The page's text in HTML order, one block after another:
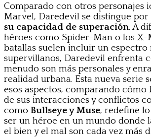
Comparado con otros personajes
Marvel, Daredevil se distingue por
su capacidad de superación. A
héroes como Spider-Man o los X-
batallas suelen incluir un espectro
supervillanos, Daredevil enfrenta
menudo son más personales y
realidad urbana. Esta nueva serie
esos aspectos, comparando cómo
de sus interacciones y conflictos
como Bullseye y Muse, redefine
ser un héroe en un mundo donde
el bien y el mal son cada vez más